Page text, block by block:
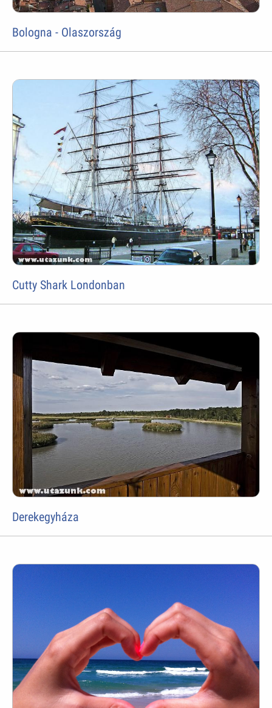
Bologna - Olaszország
Cutty Shark Londonban
Derekegyháza